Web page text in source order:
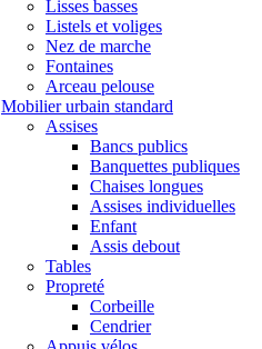
Lisses basses
Listels et voliges
Nez de marche
Fontaines
Arceau pelouse
Mobilier urbain standard
Assises
Bancs publics
Banquettes publiques
Chaises longues
Assises individuelles
Enfant
Assis debout
Tables
Propreté
Corbeille
Cendrier